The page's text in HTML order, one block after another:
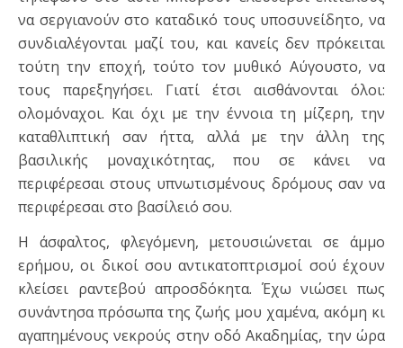
να σεργιανούν στο καταδικό τους υποσυνείδητο, να
συνδιαλέγονται μαζί του, και κανείς δεν πρόκειται
τούτη την εποχή, τούτο τον μυθικό Αύγουστο, να
τους παρεξηγήσει. Γιατί έτσι αισθάνονται όλοι:
ολομόναχοι. Και όχι με την έννοια τη μίζερη, την
καταθλιπτική σαν ήττα, αλλά με την άλλη της
βασιλικής μοναχικότητας, που σε κάνει να
περιφέρεσαι στους υπνωτισμένους δρόμους σαν να
περιφέρεσαι στο βασίλειό σου.
Η άσφαλτος, φλεγόμενη, μετουσιώνεται σε άμμο
ερήμου, οι δικοί σου αντικατοπτρισμοί σού έχουν
κλείσει ραντεβού απροσδόκητα. Έχω νιώσει πως
συνάντησα πρόσωπα της ζωής μου χαμένα, ακόμη κι
αγαπημένους νεκρούς στην οδό Ακαδημίας, την ώρα